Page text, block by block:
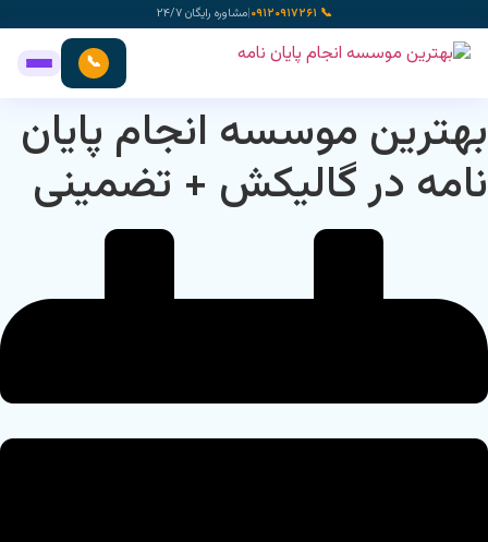
به
محتوا
📞 ۰۹۱۲۰۹۱۷۲۶۱ |مشاوره رایگان ۲۴/۷
📞
بهترین موسسه انجام پایان
نامه در گالیکش + تضمینی